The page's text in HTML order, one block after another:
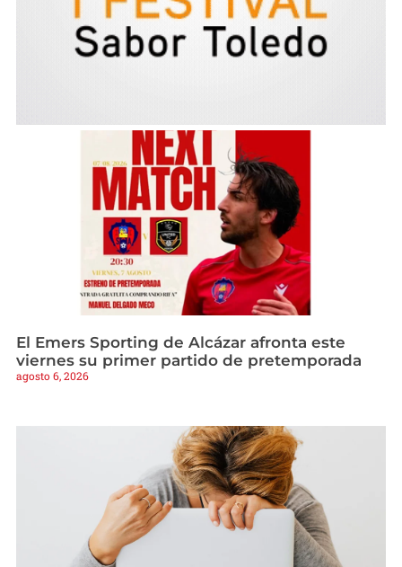
El Emers Sporting de Alcázar afronta este
viernes su primer partido de pretemporada
agosto 6, 2026